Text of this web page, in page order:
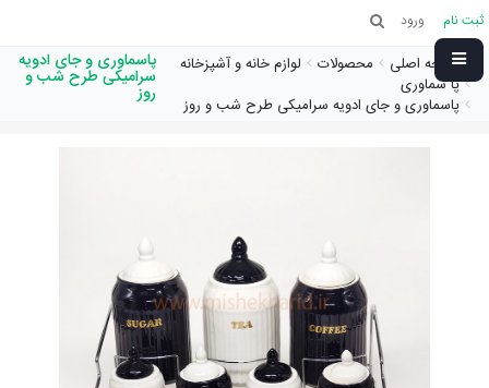
ثبت نام ورود
صفحه اصلی محصولات
لوازم خانه و آشپزخانه
پا سماوری
پاسماوری و جای ادویه سرامیکی طرح شب و روز
پاسماوری و جای ادویه
سرامیکی طرح شب و
روز